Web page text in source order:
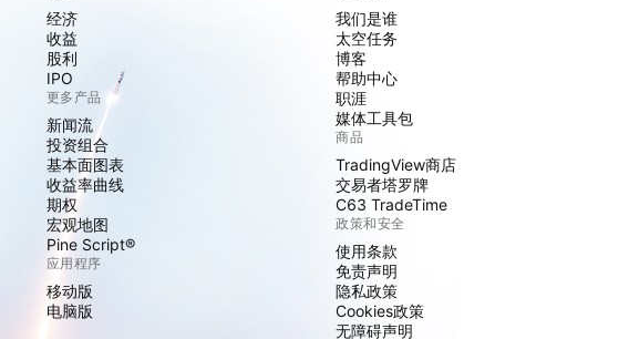
经济
收益
股利
IPO
更多产品
新闻流
投资组合
基本面图表
收益率曲线
期权
宏观地图
Pine Script®
应用程序
移动版
电脑版
我们是谁
太空任务
博客
帮助中心
职涯
媒体工具包
商品
TradingView商店
交易者塔罗牌
C63 TradeTime
政策和安全
使用条款
免责声明
隐私政策
Cookies政策
无障碍声明